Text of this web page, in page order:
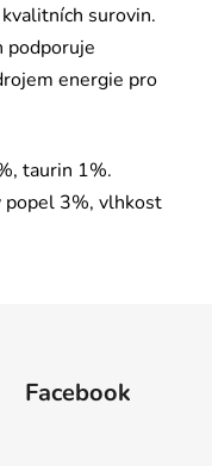
surovin.
podporuje
energie pro
taurin 1%.
popel 3%, vlhkost
Facebook